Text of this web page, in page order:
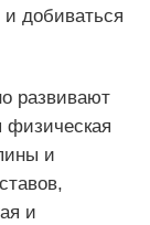
и добиваться
развивают
физическая
и
и